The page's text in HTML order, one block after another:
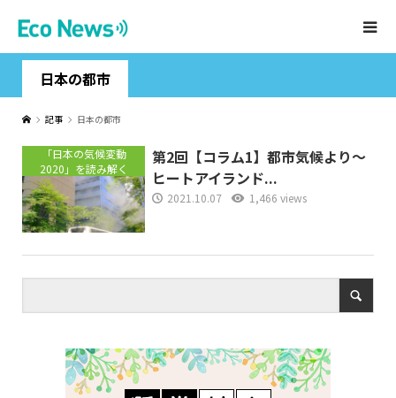
日本の都市
記事 日本の都市
「日本の気候変動
2020」を読み解く
第2回【コラム1】都市気候より～
ヒートアイランド...
2021.10.07 1,466 views